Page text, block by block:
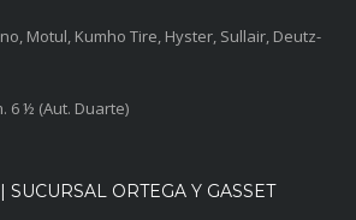
Motul, Kumho Tire, Hyster, Sullair, Deutz-
6 ½ (Aut. Duarte)
ORTEGA Y GASSET